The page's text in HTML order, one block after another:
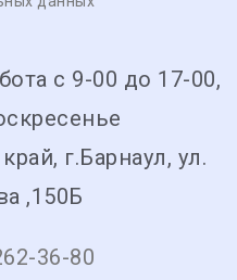
с 9-00 до 17-00,
г.Барнаул, ул.
,150Б
36-80